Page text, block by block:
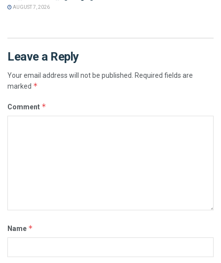
AUGUST 7, 2026
Leave a Reply
Your email address will not be published. Required fields are
marked *
Comment *
Name *